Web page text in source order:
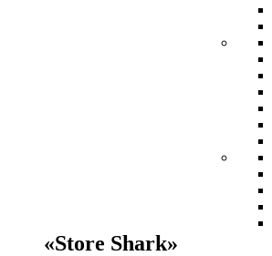
«Store Shark»